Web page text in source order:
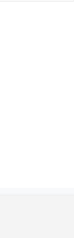
влечет